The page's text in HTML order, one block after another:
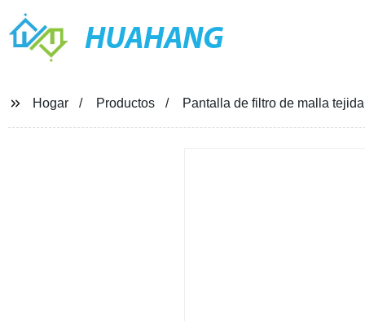
HUAHANG
Hogar Productos Pantalla de filtro de malla